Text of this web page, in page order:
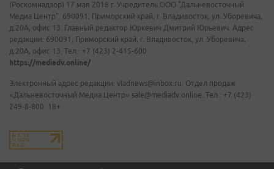
(Роскомнадзор) 17 мая 2018 г. Учредитель ООО "Дальневосточный
Медиа Центр". 690091, Приморский край, г. Владивосток, ул. Уборевича,
д.20А, офис 13. Главный редактор Юркевич Дмитрий Юрьевич. Адрес
редакции: 690091, Приморский край, г. Владивосток, ул. Уборевича,
д.20А, офис 13. Тел.: +7 (423) 2-415-600.
https://mediadv.online/
Электронный адрес редакции: vladnews@inbox.ru. Отдел продаж
«Дальневосточный Медиа Центр» sale@mediadv.online. Тел.: +7 (423)
249-8-800. 18+